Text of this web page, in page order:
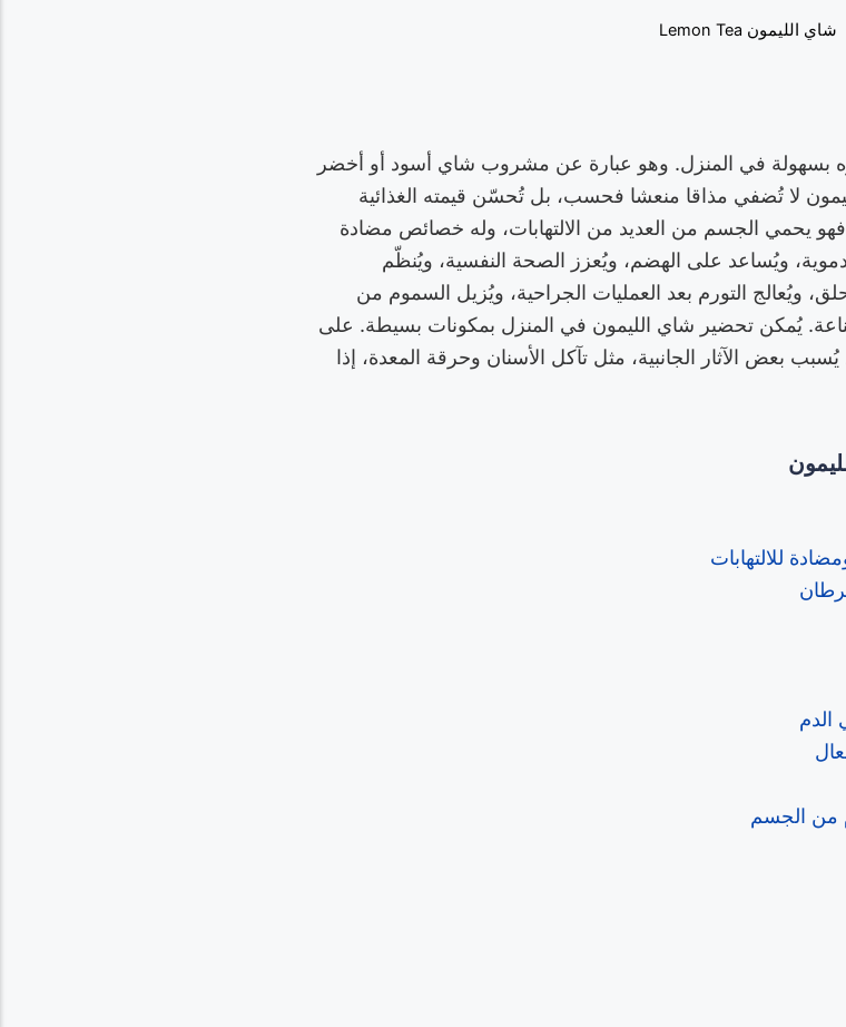
شاي الليمون Lemon Tea
في المنزل. وهو عبارة عن مشروب شاي أسود أو أخضر
لا تُضفي مذاقا منعشا فحسب، بل تُحسّن قيمته الغذائية
فهو يحمي الجسم من العديد من الالتهابات، وله خصائص مضادة
ويُساعد على الهضم، ويُعزز الصحة النفسية، ويُنظّم
ويُعالج التورم بعد العمليات الجراحية، ويُزيل السموم من
يُمكن تحضير شاي الليمون في المنزل بمكونات بسيطة. على
بعض الآثار الجانبية، مثل تآكل الأسنان وحرقة المعدة، إذا
للالتهابات
من الجسم